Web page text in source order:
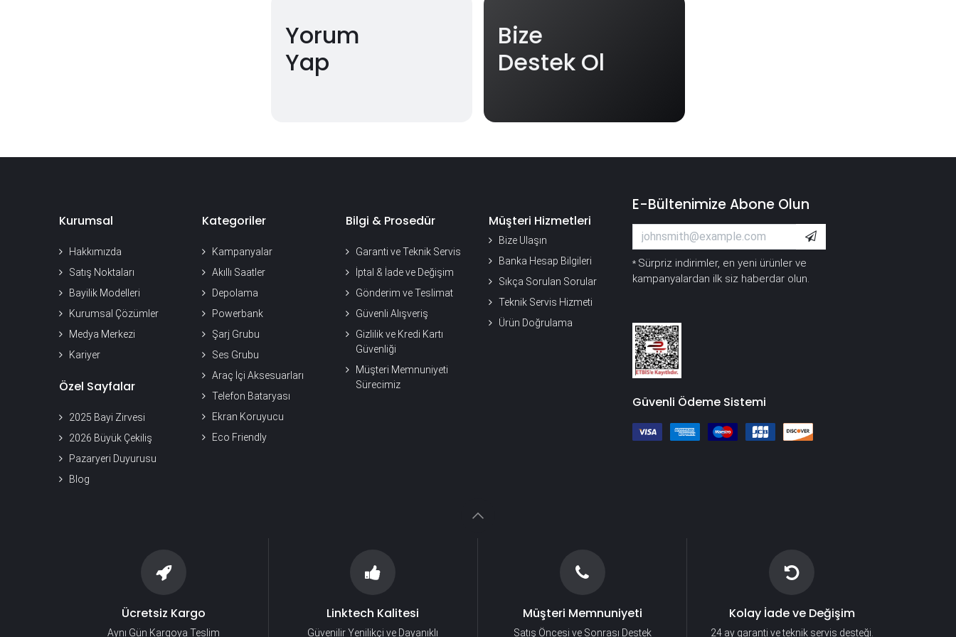
Yorum
Yap
Bize
Destek Ol
Kurumsal
Hakkımızda
Satış Noktaları
Bayilik Modelleri
Kurumsal Çözümler
Medya Merkezi
Kariyer
Özel Sayfalar
2025 Bayi Zirvesi
2026 Büyük Çekiliş
Pazaryeri Duyurusu
Blog
Kategoriler
Kampanyalar
Akıllı Saatler
Depolama
Powerbank
Şarj Grubu
Ses Grubu
Araç İçi Aksesuarları
Telefon Bataryası
Ekran Koruyucu
Eco Friendly
Bilgi & Prosedür
Garanti ve Teknik Servis
İptal & İade ve Değişim
Gönderim ve Teslimat
Güvenli Alışveriş
Gizlilik ve Kredi Kartı
Güvenliği
Müşteri Memnuniyeti
Sürecimiz
Müşteri Hizmetleri
Bize Ulaşın
Banka Hesap Bilgileri
Sıkça Sorulan Sorular
Teknik Servis Hizmeti
Ürün Doğrulama
E-Bültenimize Abone Olun
* Sürpriz indirimler, en yeni ürünler ve
kampanyalardan ilk siz haberdar olun.
Güvenli Ödeme Sistemi
Ücretsiz Kargo
Aynı Gün Kargoya Teslim
Linktech Kalitesi
Güvenilir Yenilikçi ve Dayanıklı
Müşteri Memnuniyeti
Satış Öncesi ve Sonrası Destek
Kolay İade ve Değişim
24 ay garanti ve teknik servis desteği.